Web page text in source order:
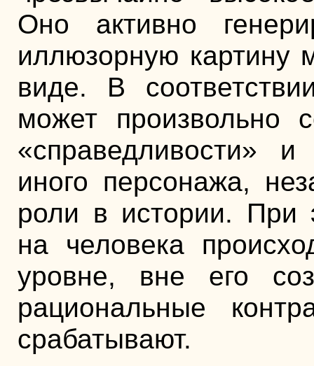
Оно активно
иллюзорную картину
виде. В
может произвольно
«справедливости»
иного персонажа,
роли в истории. При
на человека
уровне, вне его
рациональные
срабатывают.